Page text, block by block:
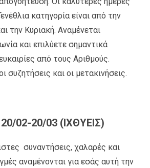
κατηγορία είναι από την
την Κυριακή. Αναμένεται
και επιλύετε σημαντικά
από τους Αριθμούς.
συζητήσεις και οι μετακινήσεις.
02-20/03 (ΙΧΘΥΕΙΣ)
συναντήσεις, χαλαρές και
αναμένονται για εσάς αυτή την